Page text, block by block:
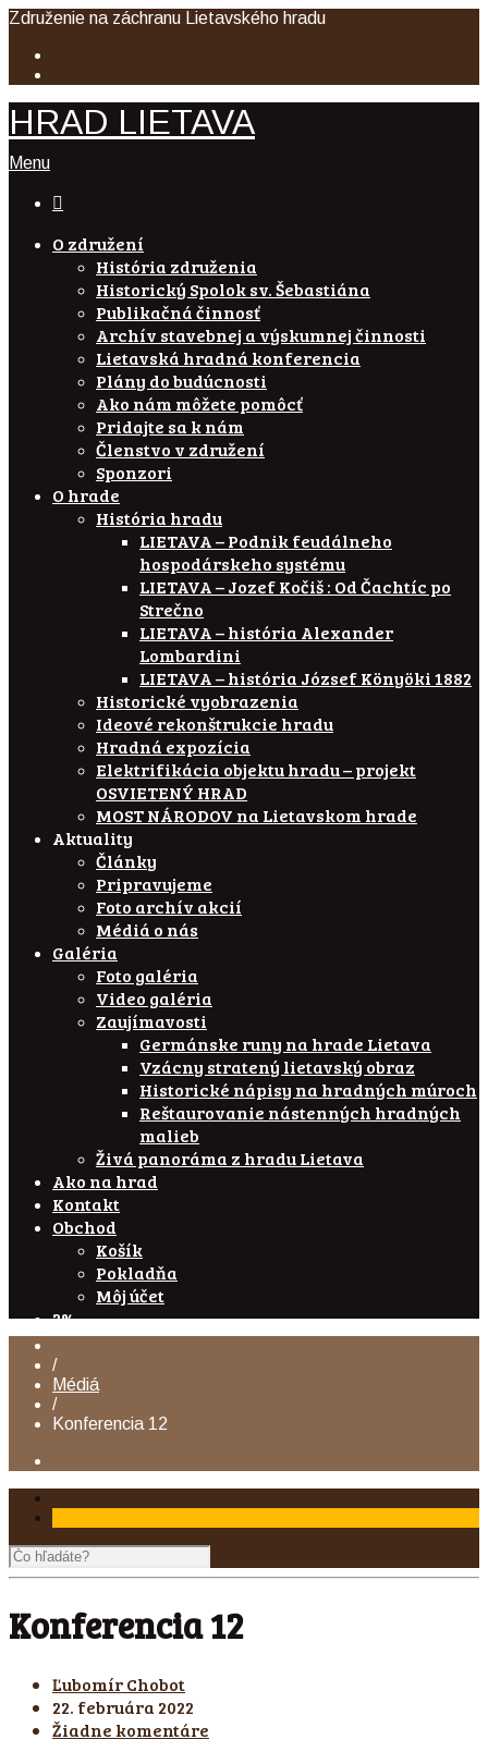
Združenie na záchranu Lietavského hradu
HRAD LIETAVA
Menu

O združení
História združenia
Historický Spolok sv. Šebastiána
Publikačná činnosť
Archív stavebnej a výskumnej činnosti
Lietavská hradná konferencia
Plány do budúcnosti
Ako nám môžete pomôcť
Pridajte sa k nám
Členstvo v združení
Sponzori
O hrade
História hradu
LIETAVA – Podnik feudálneho
hospodárskeho systému
LIETAVA – Jozef Kočiš : Od Čachtíc po
Strečno
LIETAVA – história Alexander
Lombardini
LIETAVA – história József Könyöki 1882
Historické vyobrazenia
Ideové rekonštrukcie hradu
Hradná expozícia
Elektrifikácia objektu hradu – projekt
OSVIETENÝ HRAD
MOST NÁRODOV na Lietavskom hrade
Aktuality
Články
Pripravujeme
Foto archív akcií
Médiá o nás
Galéria
Foto galéria
Video galéria
Zaujímavosti
Germánske runy na hrade Lietava
Vzácny stratený lietavský obraz
Historické nápisy na hradných múroch
Reštaurovanie nástenných hradných
malieb
Živá panoráma z hradu Lietava
Ako na hrad
Kontakt
Obchod
Košík
Pokladňa
Môj účet
2%
/
Médiá
/
Konferencia 12
Konferencia 12
Ľubomír Chobot
22. februára 2022
Žiadne komentáre